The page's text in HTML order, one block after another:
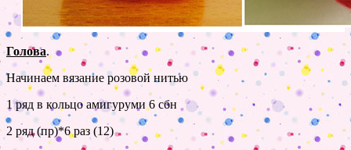
Голова.
Начинаем вязание розовой нитью
1 ряд в кольцо амигуруми 6 сбн
2 ряд (пр)*6 раз (12)